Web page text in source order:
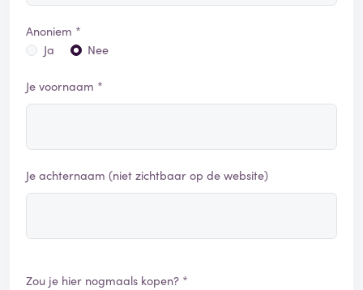
Anoniem *
Ja
Nee
Je voornaam *
Je achternaam (niet zichtbaar op de website)
Zou je hier nogmaals kopen? *